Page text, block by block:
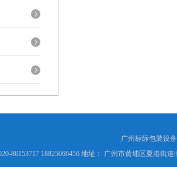
广州标际包装设
86153717 18825066456 地址： 广州市黄埔区夏港街